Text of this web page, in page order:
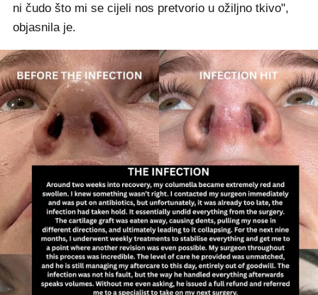
ni čudo što mi se cijeli nos pretvorio u ožiljno tkivo",
objasnila je.